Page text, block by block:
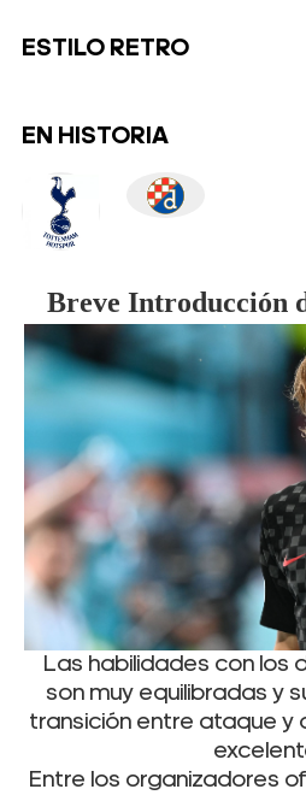
ESTILO RETRO
EN HISTORIA
Breve Introducción
Las habilidades con los
son muy equilibradas y
transición entre ataque y
Entre los organizadores